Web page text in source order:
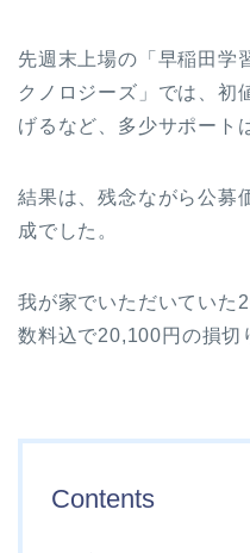
先週末上場の「早稲田学
クノロジーズ」では、初
げるなど、多少サポート
結果は、残念ながら公募
成でした。
我が家でいただいていた
数料込で20,100円の損切
Contents